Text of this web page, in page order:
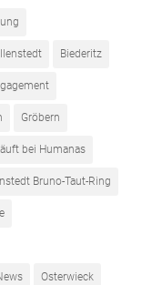
Biederitz
Gröbern
bei Humanas
Bruno-Taut-Ring
Osterwieck